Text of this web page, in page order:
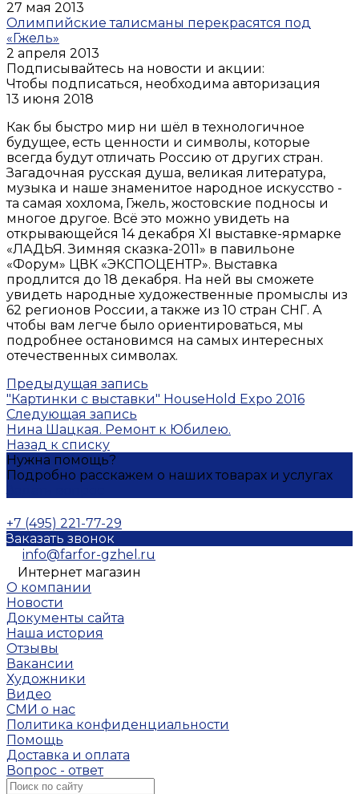
27 мая 2013
Олимпийские талисманы перекрасятся под
«Гжель»
2 апреля 2013
Подписывайтесь на новости и акции:
Чтобы подписаться, необходима авторизация
13 июня 2018
Как бы быстро мир ни шёл в технологичное
будущее, есть ценности и символы, которые
всегда будут отличать Россию от других стран.
Загадочная русская душа, великая литература,
музыка и наше знаменитое народное искусство -
та самая хохлома, Гжель, жостовские подносы и
многое другое. Всё это можно увидеть на
открывающейся 14 декабря XI выставке-ярмарке
«ЛАДЬЯ. Зимняя сказка-2011» в павильоне
«Форум» ЦВК «ЭКСПОЦЕНТР». Выставка
продлится до 18 декабря. На ней вы сможете
увидеть народные художественные промыслы из
62 регионов России, а также из 10 стран СНГ. А
чтобы вам легче было ориентироваться, мы
подробнее остановимся на самых интересных
отечественных символах.
Предыдущая запись
"Картинки с выставки" HouseHold Expo 2016
Следующая запись
Нина Шацкая. Ремонт к Юбилею.
Назад к списку
Нужна помощь?
Подробно расскажем о наших товарах и услугах
+7 (495) 221-77-29
Заказать звонок
info@farfor-gzhel.ru
Интернет магазин
О компании
Новости
Документы сайта
Наша история
Отзывы
Вакансии
Художники
Видео
СМИ о нас
Политика конфиденциальности
Помощь
Доставка и оплата
Вопрос - ответ